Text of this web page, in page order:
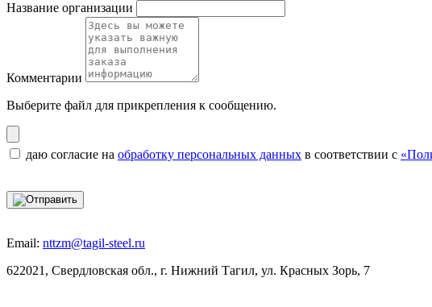
Название организации
Комментарии
Выберите файл для прикрепления к сообщению.
даю согласие на обработку персональных данных в соответствии с
Email: nttzm@tagil-steel.ru
622021, Свердловская обл., г. Нижний Тагил, ул. Красных Зорь, 7